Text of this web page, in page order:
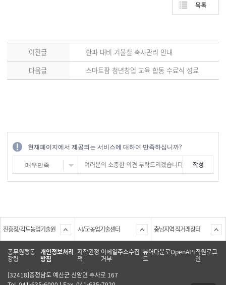
목록
이전글
한파 대비 겨울철 축사관리 안내
다음글
스마트팜 청년창업 교육 합동 수료식 성료
현재페이지에서 제공되는 서비스에 대하여 만족하십니까?
매우만족
진흥청/각도농업기술원 시/군농업기술센터 충남지역 직거래장터
공무원행동
강령
개인정보처리
방침
저작권정
책
이메일주소수집
거부
뷰어다운로
드
OpenAPI직원로그
인
[32418]충청남도 예산군 신암면 추사로 167